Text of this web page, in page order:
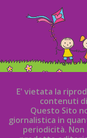
E' vietata la
contenuti
Questo Sito
giornalistica in
periodicità.